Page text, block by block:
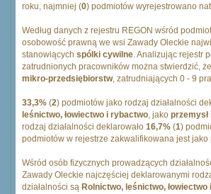
roku, najmniej (0) podmiotów wyrejestrowano
Według danych z rejestru REGON wśród
osobowość prawną we wsi Zawady Oleckie
stanowiących spólki cywilne. Analizując rejestr
zatrudnionych pracowników można stwierdzić,
mikro-przedsiębiorstw, zatrudniających 0 - 9
33,3% (2) podmiotów jako rodzaj działalności
leśnictwo, łowiectwo i rybactwo, jako
rodzaj działalności deklarowało 16,7% (1)
podmiotów w rejestrze zakwalifikowana jest jako
Wśród osób fizycznych prowadzących
Zawady Oleckie najczęściej deklarowanymi
działalności są Rolnictwo, leśnictwo,